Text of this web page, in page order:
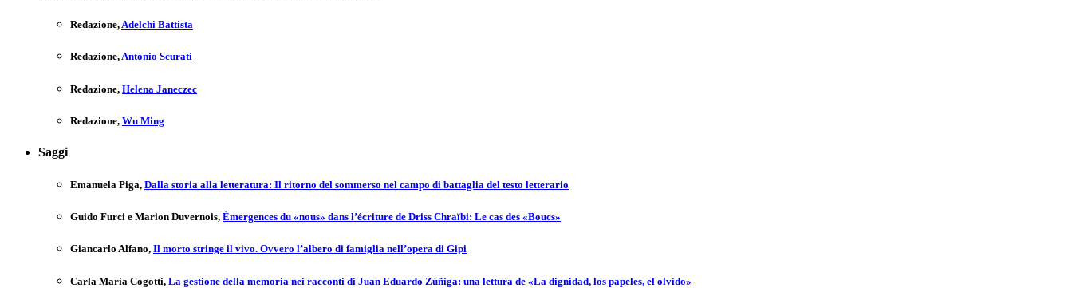
Redazione,Adelchi Battista
Redazione,Antonio Scurati
Redazione, Helena Janeczec
Redazione, Wu Ming
Saggi
Emanuela Piga, Dalla storia alla letteratura: Il ritorno del sommerso nel campo di battaglia del testo letterario
Guido Furci e Marion Duvernois, Émergences du «nous» dans l’écriture de Driss Chraïbi: Le cas des «Boucs»
Giancarlo Alfano, Il morto stringe il vivo. Ovvero l’albero di famiglia nell’opera di Gipi
Carla Maria Cogotti, La gestione della memoria nei racconti di Juan Eduardo Zúñiga: una lettura de «La dignidad, los papeles, el olvido»